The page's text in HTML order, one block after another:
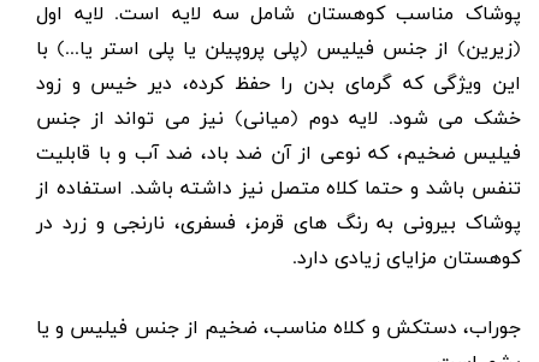
پوشاک مناسبکوهستان شامل سه لایه است. لایه اول
(زیرین) از جنس فیلیس (پلی پروپیلن یا پلی استر یا...) با
این ویژگی که گرمای بدن را حفظ کرده، دیر خیس و زود
خشک می شود. لایه دوم (میانی) نیز می تواند از جنس
فیلیس ضخیم، که نوعی از آن ضد باد، ضد آب و با قابلیت
تنفس باشد و حتما کلاه متصل نیز داشته باشد. استفاده از
پوشاک بیرونی به رنگ های قرمز، فسفری، نارنجی و زرد در
کوهستان مزایای زیادی دارد.
جوراب، دستکش و کلاه مناسب، ضخیم از جنس فیلیس و یا